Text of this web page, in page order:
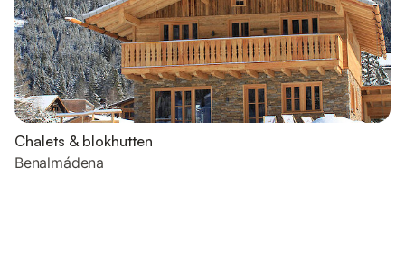
Chalets & blokhutten
Benalmádena